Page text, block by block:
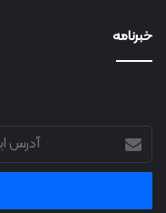
خبرنامه
آدرس
ایمیل
خود